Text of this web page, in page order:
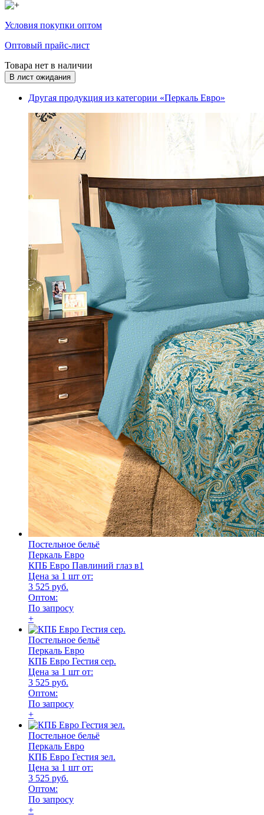
Условия покупки оптом
Оптовый прайс-лист
Товара нет в наличии
В лист ожидания
Другая продукция из категории «Перкаль Евро»
Постельное бельё
Перкаль Евро
КПБ Евро Павлиний глаз в1
Цена за 1 шт от:
3 525 руб.
Оптом:
По запросу
+
Постельное бельё
Перкаль Евро
КПБ Евро Гестия сер.
Цена за 1 шт от:
3 525 руб.
Оптом:
По запросу
+
Постельное бельё
Перкаль Евро
КПБ Евро Гестия зел.
Цена за 1 шт от:
3 525 руб.
Оптом:
По запросу
+